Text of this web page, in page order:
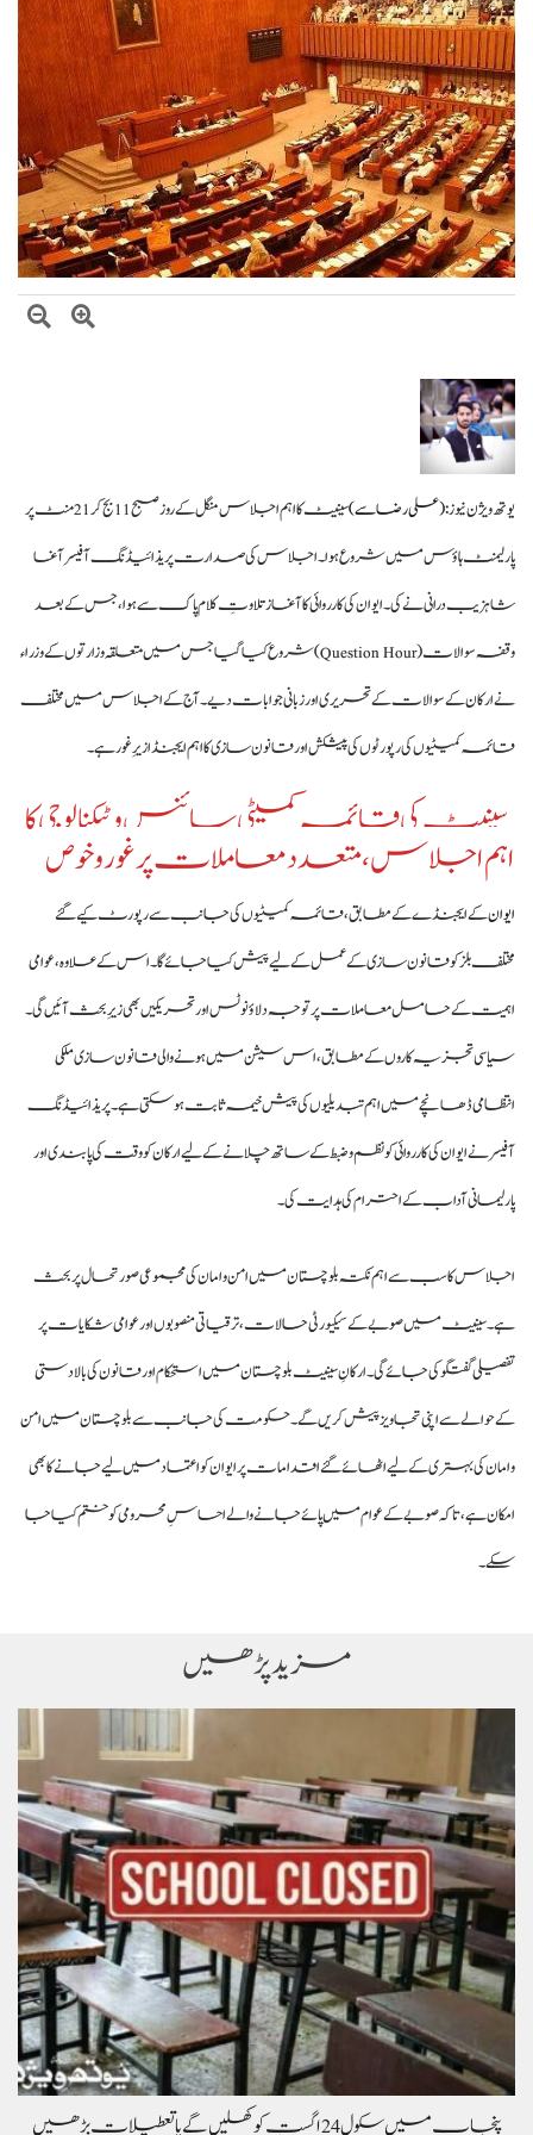
صومالی وزیر دفاع کا اعلیٰ عسکری قیادت سے ملاقات، دفاعی تعاون بڑھانے پر
اتفاق
یوتھ ویژن نیوز :(علی رضاسے)
سینیٹ کا اہم اجلاس منگل کے روز صبح 11 بج کر 21 منٹ پر
پارلیمنٹ ہاؤس میں شروع ہوا۔ اجلاس کی صدارت پریذائیڈنگ آفیسر آغا
شاہزیب درانی نے کی۔ ایوان کی کارروائی کا آغاز تلاوتِ کلام پاک سے ہوا، جس کے بعد
وقفہ سوالات (Question Hour) شروع کیا گیا جس میں متعلقہ وزارتوں کے وزراء
نے ارکان کے سوالات کے تحریری اور زبانی جوابات دیے۔ آج کے اجلاس میں مختلف
قائمہ کمیٹیوں کی رپورٹوں کی پیشکش اور قانون سازی کا اہم ایجنڈا زیرِ غور ہے۔
سینیٹ کی قائمہ کمیٹی سائنس و ٹیکنالوجی کا
اہم اجلاس، متعدد معاملات پر غور و خوص
ایوانکے ایجنڈے کے مطابق، قائمہ کمیٹیوں کی جانب سے رپورٹ کیے گئے
مختلف بلز کو قانون سازی کے عمل کے لیے پیش کیا جائے گا۔ اس کے علاوہ، عوامی
اہمیت کے حامل معاملات پر توجہ دلاؤ نوٹس اور تحریکیں بھی زیرِ بحث آئیں گی۔
سیاسی تجزیہ کاروں کے مطابق، اس سیشن میں ہونے والی قانون سازی ملکی
انتظامی ڈھانچے میں اہم تبدیلیوں کی پیش خیمہ ثابت ہو سکتی ہے۔ پریذائیڈنگ
آفیسر نے ایوان کی کارروائی کو نظم و ضبط کے ساتھ چلانے کے لیے ارکان کو وقت کی پابندی اور
پارلیمانی آداب کے احترام کی ہدایت کی۔
اجلاس کا سب سے اہم نکتہ بلوچستان میں امن و امان کی مجموعی صورتحال پر بحث
ہے۔ سینیٹ میں صوبے کے سیکیورٹی حالات، ترقیاتی منصوبوں اور عوامی شکایات پر
تفصیلی گفتگو کی جائے گی۔ ارکانِ سینیٹ بلوچستان میں استحکام اور قانون کی بالادستی
کے حوالے سے اپنی تجاویز پیش کریں گے۔ حکومت کی جانب سے بلوچستان میں امن
و امان کی بہتری کے لیے اٹھائے گئے اقدامات پر ایوان کو اعتماد میں لیے جانے کا بھی
امکان ہے، تاکہ صوبے کے عوام میں پائے جانے والے احساسِ محرومی کو ختم کیا جا
سکے۔
مزید پڑھیں
پنجاب میں سکول 24 اگست کو کھلیں گے یا تعطیلات بڑھیں